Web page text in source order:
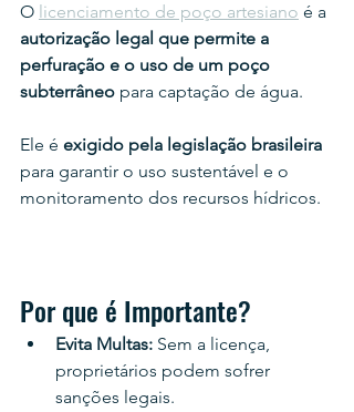
O licenciamento de poço artesiano é a
autorização legal que permite a
perfuração e o uso de um poço
subterrâneo para captação de água.
Ele é exigido pela legislação brasileira
para garantir o uso sustentável e o
monitoramento dos recursos hídricos.
Por que é Importante?
Evita Multas: Sem a licença,
proprietários podem sofrer
sanções legais.